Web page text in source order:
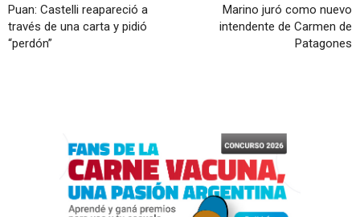
Puan: Castelli reapareció a
través de una carta y pidió
“perdón”
Marino juró como nuevo
intendente de Carmen de
Patagones